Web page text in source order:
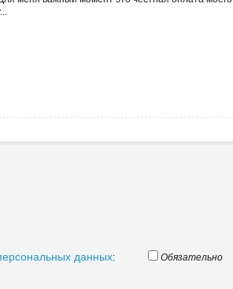
данных: Обязательно